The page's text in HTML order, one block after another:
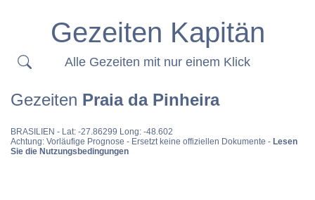
Gezeiten Kapitän
Alle Gezeiten mit nur einem Klick
Gezeiten Praia da Pinheira
BRASILIEN - Lat: -27.86299 Long: -48.602
Achtung: Vorläufige Prognose - Ersetzt keine offiziellen Dokumente - Lesen
Sie die Nutzungsbedingungen